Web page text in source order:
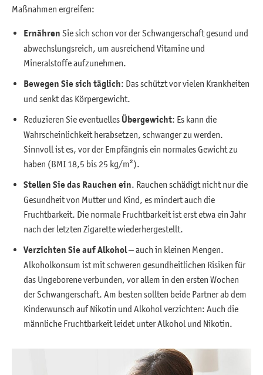
Maßnahmen ergreifen:
Ernähren Sie sich schon vor der Schwangerschaft gesund und
abwechslungsreich, um ausreichend Vitamine und
Mineralstoffe aufzunehmen.
Bewegen Sie sich täglich: Das schützt vor vielen Krankheiten
und senkt das Körpergewicht.
Reduzieren Sie eventuelles Übergewicht: Es kann die
Wahrscheinlichkeit herabsetzen, schwanger zu werden.
Sinnvoll ist es, vor der Empfängnis ein normales Gewicht zu
haben (BMI 18,5 bis 25 kg/m²).
Stellen Sie das Rauchen ein . Rauchen schädigt nicht nur die
Gesundheit von Mutter und Kind, es mindert auch die
Fruchtbarkeit. Die normale Fruchtbarkeit ist erst etwa ein Jahr
nach der letzten Zigarette wiederhergestellt.
Verzichten Sie auf Alkohol– auch in kleinen Mengen.
Alkoholkonsum ist mit schweren gesundheitlichen Risiken für
das Ungeborene verbunden, vor allem in den ersten Wochen
der Schwangerschaft. Am besten sollten beide Partner ab dem
Kinderwunsch auf Nikotin und Alkohol verzichten: Auch die
männliche Fruchtbarkeit leidet unter Alkohol und Nikotin.